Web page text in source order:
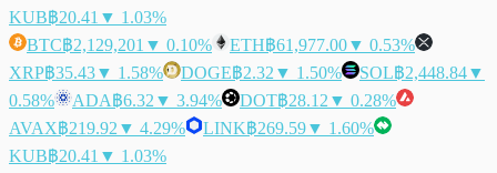
KUB฿20.41 ▼ 1.03%
BTC฿2,129,201 ▼ 0.10% ETH฿61,977.00▼ 0.53%
XRP฿35.43▼ 1.58% DOGE฿2.32 ▼ 1.50% SOL฿2,448.84▼
0.58%
ADA฿6.32 ▼ 3.94% DOT฿28.12 ▼ 0.28%
AVAX฿219.92 ▼ 4.29% LINK฿269.59▼ 1.60%
KUB฿20.41 ▼ 1.03%